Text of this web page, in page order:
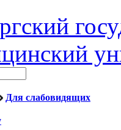
Для слабовидящих